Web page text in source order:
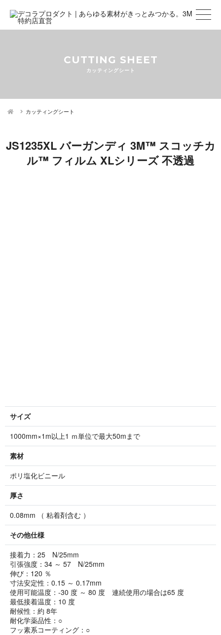
CUTTING SHEET
カッティングシート
カッティングシート
JS1235XL バーガンディ 3M™ スコッチカ
ル™ フィルム XLシリーズ 不透過
サイズ
1000mm×1m以上1 ｍ単位で最大50mまで
素材
ポリ塩化ビニール
厚さ
0.08mm （ 粘着剤含む ）
その他仕様
接着力：25 N/25mm
引張強度：34 ～ 57 N/25mm
伸び：120 ％
寸法安定性：0.15 ～ 0.17mm
使用可能温度：-30 度 ～ 80 度 連続使用の場合は65 度
最低接着温度：10 度
耐候性：約 8年
耐化学薬品性：○
フッ素系コーティング：○